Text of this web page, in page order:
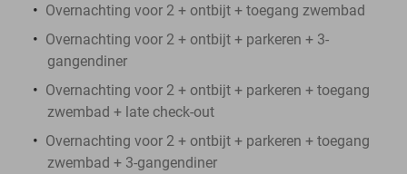
Overnachting voor 2 + ontbijt + toegang zwembad
Overnachting voor 2 + ontbijt + parkeren + 3-
gangendiner
Overnachting voor 2 + ontbijt + parkeren + toegang
zwembad + late check-out
Overnachting voor 2 + ontbijt + parkeren + toegang
zwembad + 3-gangendiner